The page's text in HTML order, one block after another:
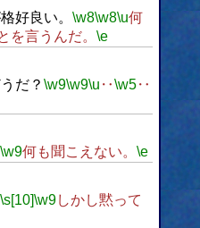
好良い。 \w8\w8\u何
を言うんだ。 \e
だ？ \w9\w9\u ‥\w5‥
\w9何も聞こえない。 \e
\s[10] \w9しかし黙って